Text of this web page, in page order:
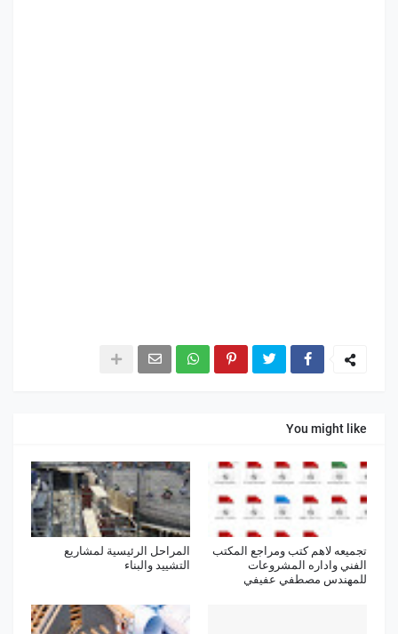
You might like
تجميعه لاهم كتب ومراجع المكتب
الفني واداره المشروعات
للمهندس مصطفي عفيفي
المراحل الرئيسية لمشاريع
التشييد والبناء